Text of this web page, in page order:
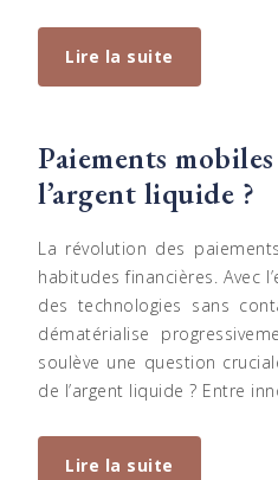
Lire la suite
Paiements
l’argent liquide ?
La révolution des
habitudes financières. Avec
des technologies sans
dématérialise
soulève une question
de l’argent liquide ? Entre
Lire la suite